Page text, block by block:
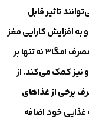
پزشک می‌توانند تاثیر قابل
افزایش کارایی مغز
کمک کنند. این گروه از متخصصان بر این باورند مصرف امگا۳ نه تنها بر
نیز کمک می‌کند. از
برخی از غذاهای
امگا۳ را به برنامه غذایی خود اضافه